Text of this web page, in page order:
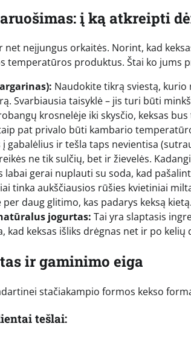
į ką atkreipti
net neįjungus orkaitės. Norint, kad
temperatūros produktus. Štai ko jums
Naudokite tikrą sviestą, kurio
Svarbiausia taisyklė – jis turi būti
krosnelėje iki skysčio, keksas
pat privalo būti kambario
į gabalėlius ir tešla taps nevientisa
ne tik sulčių, bet ir žievelės.
labai gerai nuplauti su soda, kad
tinka aukščiausios rūšies kvietiniai
per daug glitimo, kas padarys keksą kietą.
jogurtas: Tai yra slaptasis
kad keksas išliks drėgnas net ir po kelių
ir gaminimo eiga
stačiakampio formos kekso
tešlai: